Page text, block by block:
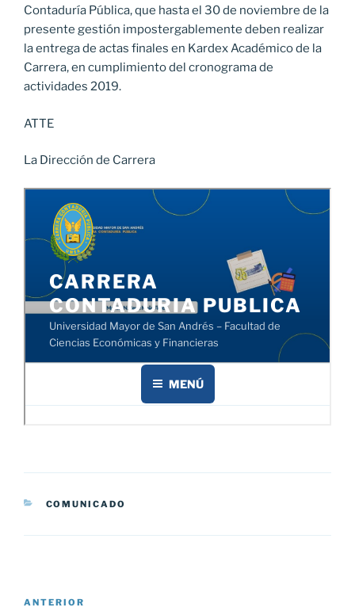
Contaduría Pública, que hasta el 30 de noviembre de la
presente gestión impostergablemente deben realizar
la entrega de actas finales en Kardex Académico de la
Carrera, en cumplimiento del cronograma de
actividades 2019.
ATTE
La Dirección de Carrera
CATEGORÍAS
COMUNICADO
Navegación
Entrada
ANTERIOR